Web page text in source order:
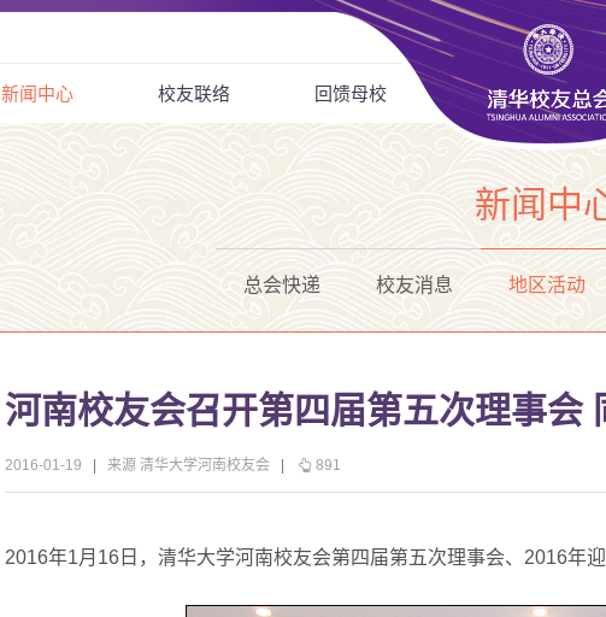
新闻中心 校友联络 回馈母校
新闻中
总会快递 校友消息 地区活动
河南校友会召开第四届第五次理事会
2016-01-19 来源 清华大学河南校友会 891
2016年1月16日，清华大学河南校友会第四届第五次理事会、2016年